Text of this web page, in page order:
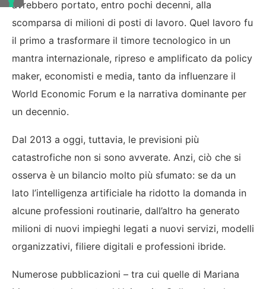
avrebbero portato, entro pochi decenni, alla
scomparsa di milioni di posti di lavoro. Quel lavoro fu
il primo a trasformare il timore tecnologico in un
mantra internazionale, ripreso e amplificato da policy
maker, economisti e media, tanto da influenzare il
World Economic Forum e la narrativa dominante per
un decennio.
Dal 2013 a oggi, tuttavia, le previsioni più
catastrofiche non si sono avverate. Anzi, ciò che si
osserva è un bilancio molto più sfumato: se da un
lato l’intelligenza artificiale ha ridotto la domanda in
alcune professioni routinarie, dall’altro ha generato
milioni di nuovi impieghi legati a nuovi servizi, modelli
organizzativi, filiere digitali e professioni ibride.
Numerose pubblicazioni – tra cui quelle di Mariana